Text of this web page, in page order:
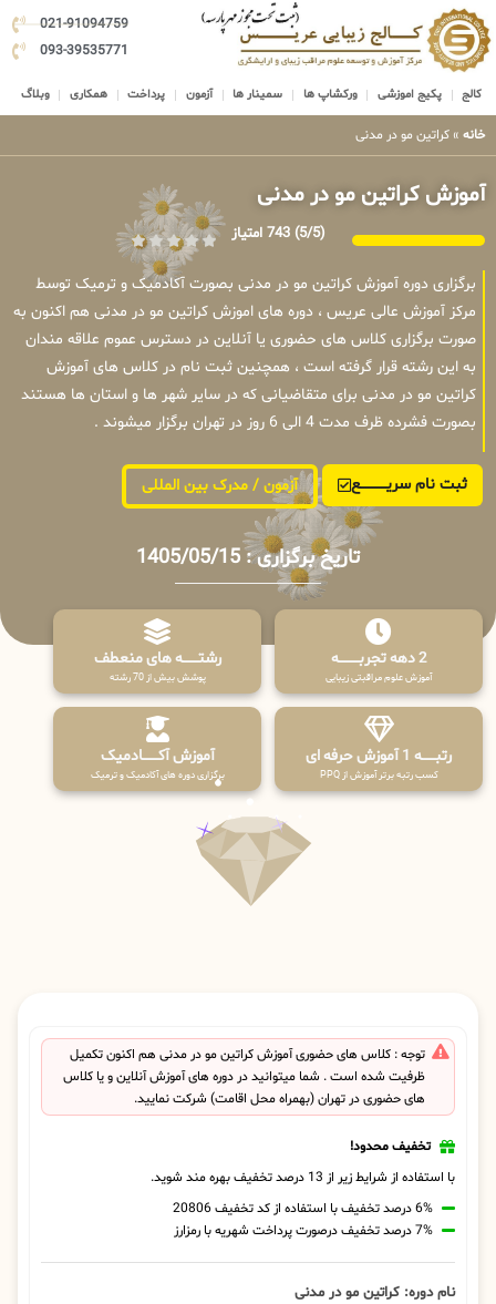
021-91094759
093-39535771
کالج پکیج اموزشی ورکشاپ ها سمینار ها آزمون پرداخت همکاری وبلاگ
خانه » کراتین مو در مدنی
آموزش کراتین مو در مدنی
(5/5) 743 امتیاز
برگزاری دوره آموزش کراتین مو در مدنی بصورت آکادمیک و ترمیک توسط
مرکز آموزش عالی عریس ، دوره های اموزش کراتین مو در مدنی هم اکنون به
صورت برگزاری کلاس های حضوری یا آنلاین در دسترس عموم علاقه مندان
به این رشته قرار گرفته است ، همچنین ثبت نام در کلاس های آموزش
کراتین مو در مدنی برای متقاضیانی که در سایر شهر ها و استان ها هستند
بصورت فشرده ظرف مدت 4 الی 6 روز در تهران برگزار میشوند .
ثبت نام سریــــــــــــع آزمون / مدرک بین المللی
تاریخ برگزاری : 1405/05/15
2 دهه تجربـــــــــه
آموزش علوم مراقبتی زیبایی
رشتـــــــه های منعطف
پوشش بیش از 70 رشته
رتبــــــه 1 آموزش حرفه ای
کسب رتبه برتر آموزش از PPQ
آموزش آکـــــــادمیک
برگزاری دوره های آکادمیک و ترمیک
توجه : کلاس های حضوری آموزش کراتین مو در مدنی هم اکنون تکمیل
ظرفیت شده است . شما میتوانید در دوره های آموزش آنلاین و یا کلاس
های حضوری در تهران (بهمراه محل اقامت) شرکت نمایید.
تخفیف محدود!
با استفاده از شرایط زیر از 13 درصد تخفیف بهره مند شوید.
6% درصد تخفیف با استفاده از کد تخفیف 20806
7% درصد تخفیف درصورت پرداخت شهریه با رمزارز
نام دوره: کراتین مو در مدنی